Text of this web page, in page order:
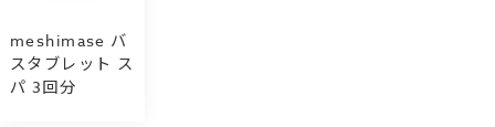
meshimase バ
スタブレット ス
パ 3回分